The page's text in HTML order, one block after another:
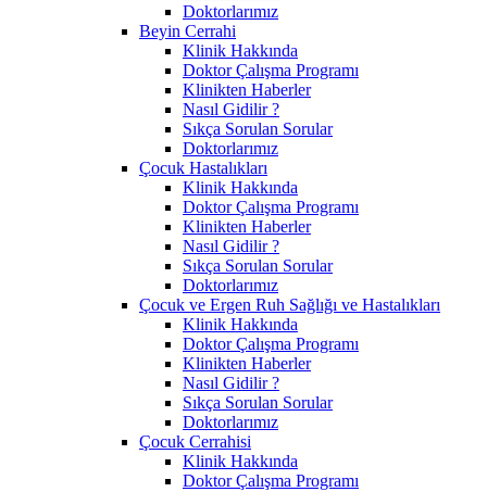
Doktorlarımız
Beyin Cerrahi
Klinik Hakkında
Doktor Çalışma Programı
Klinikten Haberler
Nasıl Gidilir ?
Sıkça Sorulan Sorular
Doktorlarımız
Çocuk Hastalıkları
Klinik Hakkında
Doktor Çalışma Programı
Klinikten Haberler
Nasıl Gidilir ?
Sıkça Sorulan Sorular
Doktorlarımız
Çocuk ve Ergen Ruh Sağlığı ve Hastalıkları
Klinik Hakkında
Doktor Çalışma Programı
Klinikten Haberler
Nasıl Gidilir ?
Sıkça Sorulan Sorular
Doktorlarımız
Çocuk Cerrahisi
Klinik Hakkında
Doktor Çalışma Programı